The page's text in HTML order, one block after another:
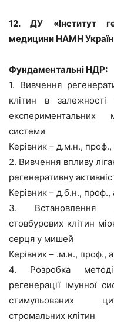
12. ДУ «Інститут
медицини НАМН
Фундаментальні НДР:
1. Вивчення
клітин в
експериментальних
системи
Керівник – д.м.н.,
2. Вивчення впливу
регенеративну
Керівник – д.б.н.,
3. Встановлення
стовбурових клітин
серця у мишей
Керівник – .м.н.,
4. Розробка
регенерації імунної
стимульованих
стромальних клітин